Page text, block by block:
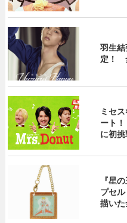
羽生
定！
ミセ
ート
に初挑
『星
プセ
描い